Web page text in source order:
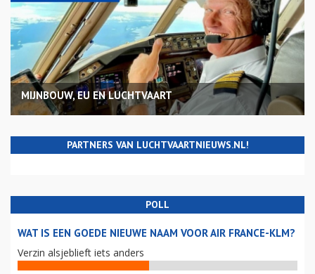
MIJNBOUW, EU EN LUCHTVAART
PARTNERS VAN LUCHTVAARTNIEUWS.NL!
POLL
WAT IS EEN GOEDE NIEUWE NAAM VOOR AIR FRANCE-KLM?
Verzin alsjeblieft iets anders